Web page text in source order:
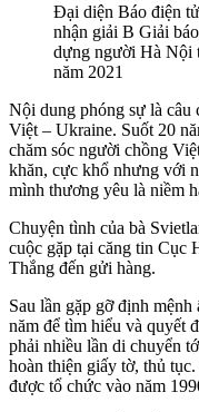
Đại diện Báo điện
nhận giải B Giải
dựng người Hà Nội
năm 2021
Nội dung phóng sự là câu
Việt – Ukraine. Suốt 20
chăm sóc người chồng
khăn, cực khổ nhưng với
mình thương yêu là niềm
Chuyện tình của bà
cuộc gặp tại căng tin Cục
Thắng đến gửi hàng.
Sau lần gặp gỡ định
năm để tìm hiểu và quyết
phải nhiều lần di chuyển
hoàn thiện giấy tờ, thủ
được tổ chức vào năm